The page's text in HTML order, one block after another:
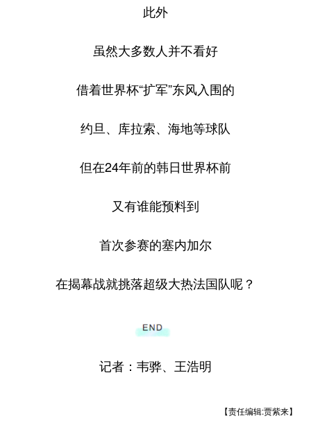
此外
虽然大多数人并不看好
借着世界杯“扩军”东风入围的
约旦、库拉索、海地等球队
但在24年前的韩日世界杯前
又有谁能预料到
首次参赛的塞内加尔
在揭幕战就挑落超级大热法国队呢？
记者：韦骅、王浩明
【责任编辑:贾紫来】